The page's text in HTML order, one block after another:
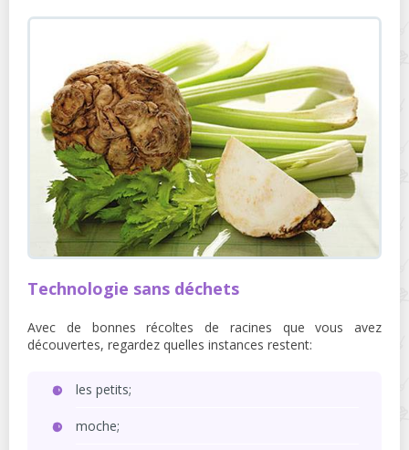
Technologie sans déchets
Avec de bonnes récoltes de racines que vous avez
découvertes, regardez quelles instances restent:
les petits;
moche;